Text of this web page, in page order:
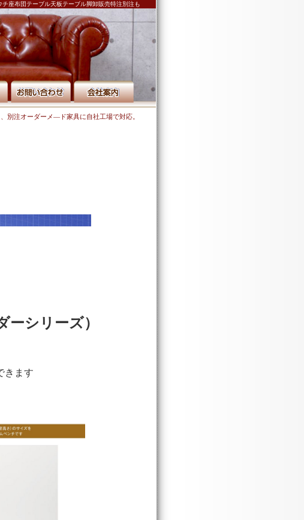
座布団テーブル天板テーブル脚卸販売特注別注も
別注オーダーメ―ド家具に自社工場で対応。